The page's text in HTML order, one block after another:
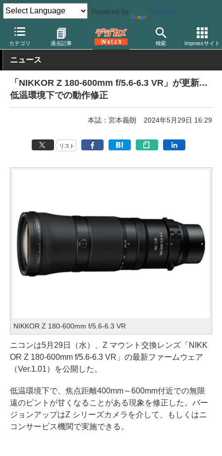
Powered by Translate
カテゴリ 過去記事 検索 Impressサイト
デジカメ Watch レンズ 交換レンズ ニコン
ニュース
「NIKKOR Z 180-600mm f/5.6-6.3 VR」が更新…
低温環境下での動作修正
本誌：宮本義朗 2024年5月29日 16:29
リスト
NIKKOR Z 180-600mm f/5.6-6.3 VR
ニコンは5月29日（水）、Z マウント交換レンズ「NIKK
OR Z 180-600mm f/5.6-6.3 VR」の最新ファームウェア
（Ver.1.01）を公開した。
低温環境下で、焦点距離400mm～600mm付近での無限
遠のピントが甘くなることがある現象を修正した。バー
ジョンアップはZ シリーズカメラを介して、もしくはニ
コンサービス機関で実施できる。